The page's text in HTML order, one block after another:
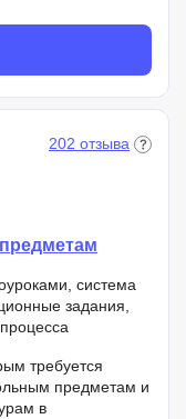
202 отзыва
система
задания,
требуется
предметам и
в